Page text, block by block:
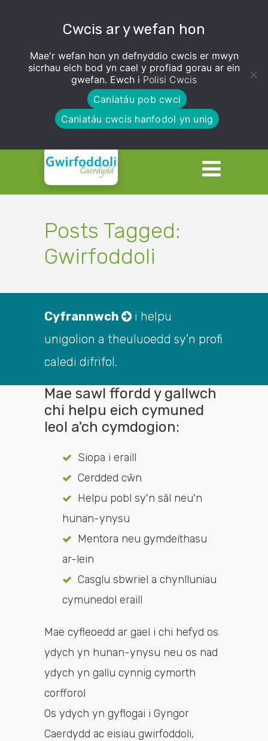
Cwcis ar y wefan hon
Mae'r wefan hon yn defnyddio cwcis er mwyn
sicrhau eich bod yn cael y profiad gorau ar ein
gwefan. Ewch i Polisi Cwcis
Caniatáu pob cwci
Caniatáu cwcis hanfodol yn unig
Posts Tagged:
Gwirfoddoli
Cyfrannwch
i helpu
unigolion a theuluoedd sy'n profi
caledi difrifol.
Mae sawl ffordd y gallwch
chi helpu eich cymuned
leol a'ch cymdogion:
Siopa i eraill
Cerdded cŵn
Helpu pobl sy'n sâl neu'n
hunan-ynysu
Mentora neu gymdeithasu
ar-lein
Casglu sbwriel a chynlluniau
cymunedol eraill
Mae cyfleoedd ar gael i chi hefyd os
ydych yn hunan-ynysu neu os nad
ydych yn gallu cynnig cymorth
corfforol
Os ydych yn gyflogai i Gyngor
Caerdydd ac eisiau gwirfoddoli,